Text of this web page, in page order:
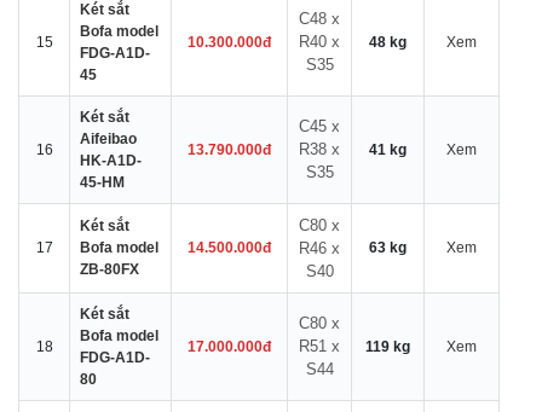
15
Két sắt
Bofa model
FDG-A1D-
45
10.300.000đ
C48 x
R40 x
S35
48 kg Xem
16
Két sắt
Aifeibao
HK-A1D-
45-HM
13.790.000đ
C45 x
R38 x
S35
41 kg Xem
17
Két sắt
Bofa model
ZB-80FX
14.500.000đ
C80 x
R46 x
S40
63 kg Xem
18
Két sắt
Bofa model
FDG-A1D-
80
17.000.000đ
C80 x
R51 x
S44
119 kg Xem